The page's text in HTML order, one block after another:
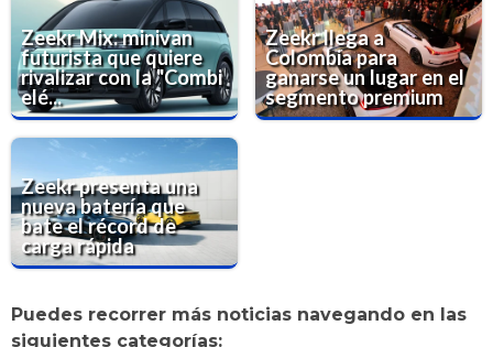
Zeekr Mix: minivan
futurista que quiere
rivalizar con la "Combi
elé...
Zeekr llega a
Colombia para
ganarse un lugar en el
segmento premium
Zeekr presenta una
nueva batería que
bate el récord de
carga rápida
Puedes recorrer más noticias navegando en las
siguientes categorías: